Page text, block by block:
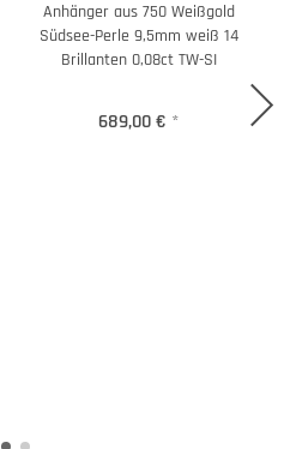
Anhänger aus 750 Weißgold
Südsee-Perle 9,5mm weiß 14
Brillanten 0,08ct TW-SI
689,00 € *